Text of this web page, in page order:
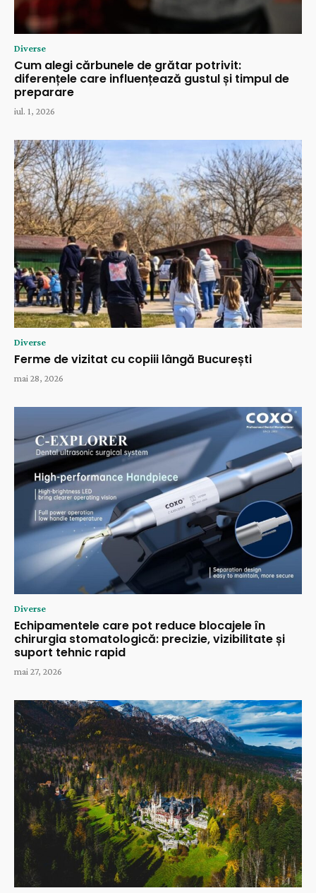
Diverse
Cum alegi cărbunele de grătar potrivit:
diferențele care influențează gustul și timpul de
preparare
iul. 1, 2026
Diverse
Ferme de vizitat cu copiii lângă București
mai 28, 2026
Diverse
Echipamentele care pot reduce blocajele în
chirurgia stomatologică: precizie, vizibilitate și
suport tehnic rapid
mai 27, 2026